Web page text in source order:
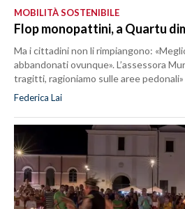
MOBILITÀ SOSTENIBILE
Flop monopattini, a Quartu
Ma i cittadini non li rimpiangono:
abbandonati ovunque». L’assessora
tragitti, ragioniamo sulle aree pedonali»
Federica Lai